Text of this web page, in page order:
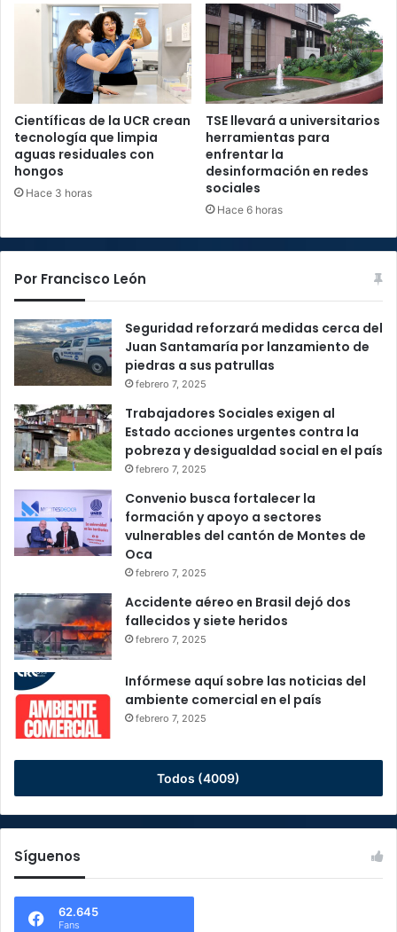
Científicas de la UCR crean
tecnología que limpia
aguas residuales con
hongos
Hace 3 horas
TSE llevará a universitarios
herramientas para
enfrentar la
desinformación en redes
sociales
Hace 6 horas
Por Francisco León
Seguridad reforzará medidas cerca del
Juan Santamaría por lanzamiento de
piedras a sus patrullas
febrero 7, 2025
Trabajadores Sociales exigen al
Estado acciones urgentes contra la
pobreza y desigualdad social en el país
febrero 7, 2025
Convenio busca fortalecer la
formación y apoyo a sectores
vulnerables del cantón de Montes de
Oca
febrero 7, 2025
Accidente aéreo en Brasil dejó dos
fallecidos y siete heridos
febrero 7, 2025
Infórmese aquí sobre las noticias del
ambiente comercial en el país
febrero 7, 2025
Todos (4009)
Síguenos
62.645
Fans